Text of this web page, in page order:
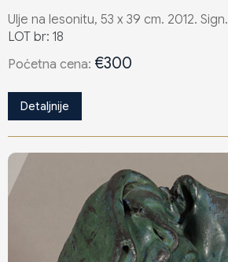
Ulje na lesonitu, 53 x 39 cm. 2012. Sign.
LOT br: 18
Poċetna cena: €300
Detaljnije